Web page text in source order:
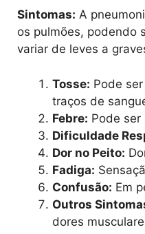
Sintomas: A
os pulmões, podendo
variar de leves a
Tosse: Pode
traços de
Febre: Pode ser
Dificuldade
Dor no Peito:
Fadiga:
Confusão: Em
Outros
dores